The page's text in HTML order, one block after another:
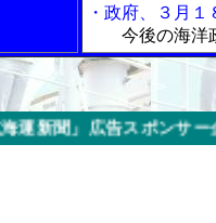
・政府、３月
今後の海洋
ンサー企業